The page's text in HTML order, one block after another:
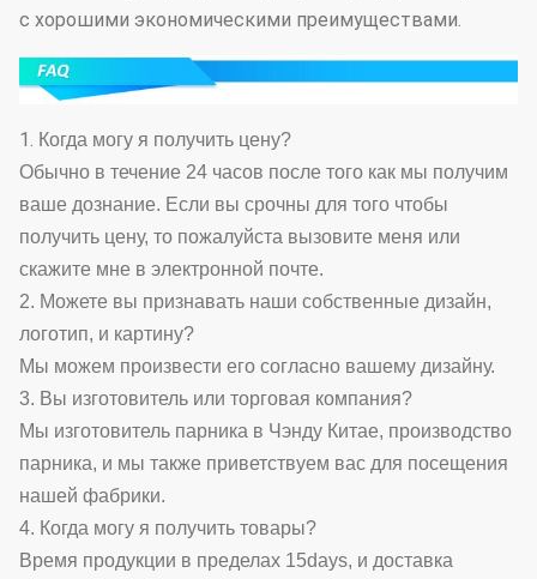
с хорошими экономическими преимуществами.
1.
Когда могу я получить цену?
Обычно в течение 24 часов после того как мы получим
ваше дознание. Если вы срочны для того чтобы
получить цену, то пожалуйста вызовите меня или
скажите мне в электронной почте.
2. Можете вы признавать наши собственные дизайн,
логотип, и картину?
Мы можем произвести его согласно вашему дизайну.
3. Вы изготовитель или торговая компания?
Мы изготовитель парника в Чэнду Китае, производство
парника, и мы также приветствуем вас для посещения
нашей фабрики.
4. Когда могу я получить товары?
Время продукции в пределах 15days, и доставка